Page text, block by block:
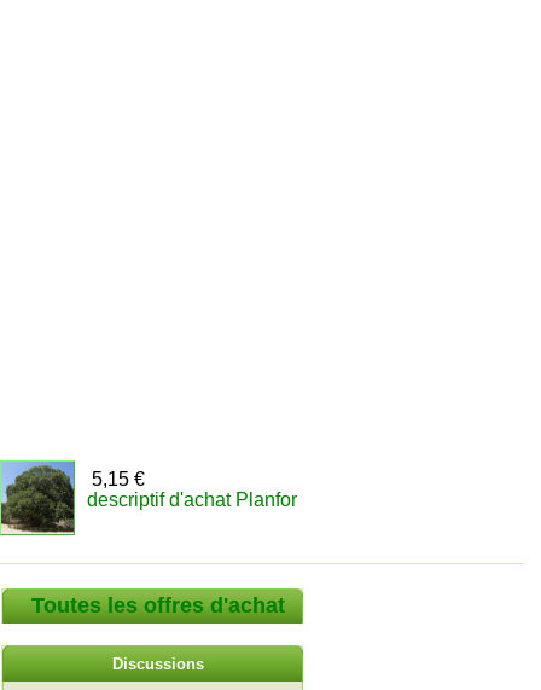
5,15 €
descriptif d'achat Planfor
Toutes les offres d'achat
Discussions